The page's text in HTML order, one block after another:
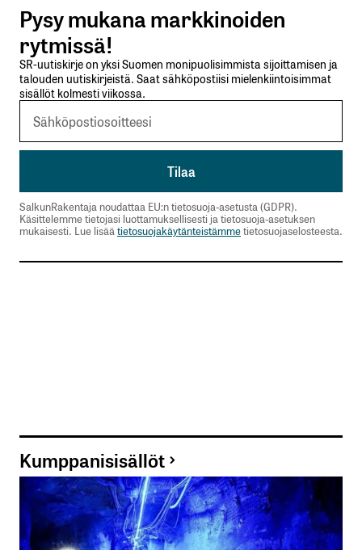
Lähetä kommentti
Pysy mukana markkinoiden
rytmissä!
SR-uutiskirje on yksi Suomen monipuolisimmista sijoittamisen ja
talouden uutiskirjeistä. Saat sähköpostiisi mielenkiintoisimmat
sisällöt kolmesti viikossa.
SalkunRakentaja noudattaa EU:n tietosuoja-asetusta (GDPR).
Käsittelemme tietojasi luottamuksellisesti ja tietosuoja-asetuksen
mukaisesti. Lue lisää tietosuojakäytänteistämmetietosuojaselosteesta.
Kumppanisisällöt